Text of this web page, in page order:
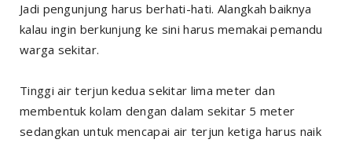
Jadi pengunjung harus berhati-hati. Alangkah baiknya
kalau ingin berkunjung ke sini harus memakai pemandu
warga sekitar.
Tinggi air terjun kedua sekitar lima meter dan
membentuk kolam dengan dalam sekitar 5 meter
sedangkan untuk mencapai air terjun ketiga harus naik